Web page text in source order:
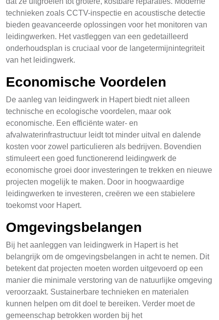
technieken zoals CCTV-inspectie en acoustische detectie
bieden geavanceerde oplossingen voor het monitoren van
leidingwerken. Het vastleggen van een gedetailleerd
onderhoudsplan is cruciaal voor de langetermijnintegriteit
van het leidingwerk.
Economische Voordelen
De aanleg van leidingwerk in Hapert biedt niet alleen
technische en ecologische voordelen, maar ook
economische. Een efficiënte water- en
afvalwaterinfrastructuur leidt tot minder uitval en dalende
kosten voor zowel particulieren als bedrijven. Bovendien
stimuleert een goed functionerend leidingwerk de
economische groei door investeringen te trekken en nieuwe
projecten mogelijk te maken. Door in hoogwaardige
leidingwerken te investeren, creëren we een stabielere
toekomst voor Hapert.
Omgevingsbelangen
Bij het aanleggen van leidingwerk in Hapert is het
belangrijk om de omgevingsbelangen in acht te nemen. Dit
betekent dat projecten moeten worden uitgevoerd op een
manier die minimale verstoring van de natuurlijke omgeving
veroorzaakt. Sustainerbare technieken en materialen
kunnen helpen om dit doel te bereiken. Verder moet de
gemeenschap betrokken worden bij het